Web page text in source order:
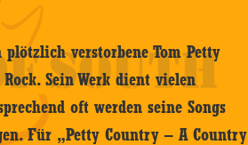
plötzlich verstorbene Tom Petty
Sein Werk dient vielen
oft werden seine Songs
Für „Petty Country – A Country